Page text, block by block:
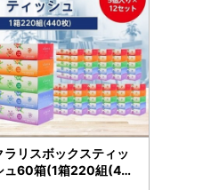
ラリスボックスティッ
ュ60箱(1箱220組(44